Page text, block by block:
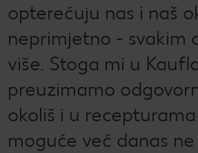
opterećuju nas i naš
neprimjetno - svakim
više. Stoga mi u
preuzimamo
okoliš i u
moguće već danas